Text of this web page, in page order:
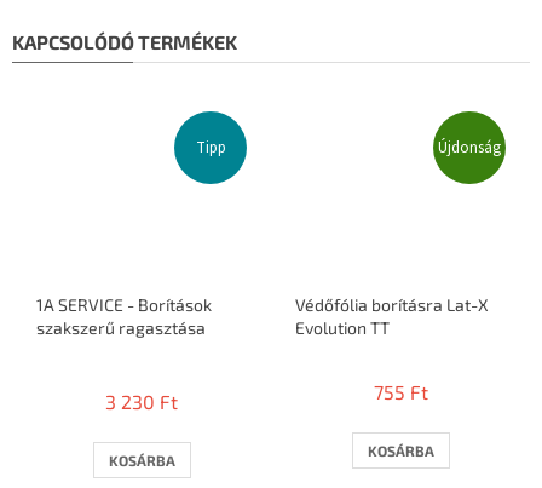
KAPCSOLÓDÓ TERMÉKEK
Tipp
1A SERVICE - Borítások
szakszerű ragasztása
átlagos
5-
ből
3 230 Ft
KOSÁRBA
Újdonság
Védőfólia borításra Lat-X
Evolution TT
755 Ft
KOSÁRBA